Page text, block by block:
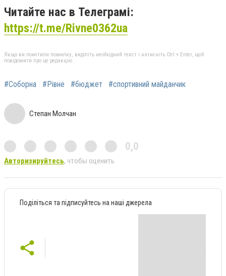
Читайте нас в Телеграмі:
https://t.me/Rivne0362ua
Якщо ви помітили помилку, виділіть необхідний текст і натисніть Ctrl + Enter, щоб
повідомити про це редакцію
#Соборна #Рівне #бюджет #спортивний майданчик
Степан Молчан
0,0
Авторизируйтесь, чтобы оценить
Поділіться та підписуйтесь на наші джерела